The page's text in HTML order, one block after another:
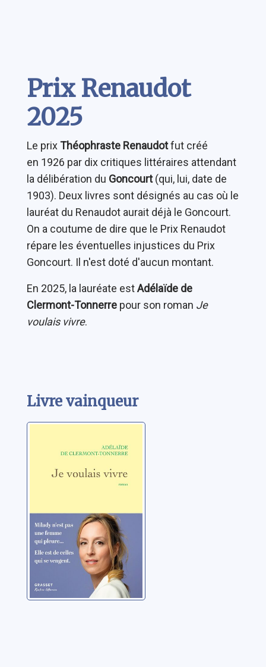
Prix Renaudot
2025
Le prixThéophraste Renaudotfut créé
en 1926 par dix critiques littéraires attendant
la délibération du Goncourt(qui, lui, date de
1903). Deux livres sont désignés au cas où le
lauréat du Renaudot aurait déjà le Goncourt.
On a coutume de dire que le Prix Renaudot
répare les éventuelles injustices du Prix
Goncourt. Il n'est doté d'aucun montant.
En 2025, la lauréate estAdélaïde de
Clermont-Tonnerrepour son roman Je
voulais vivre.
Livre vainqueur
vivre:je ne suis
pas de ces
de celles qui se
vengent
Clermont-Tonnerre,